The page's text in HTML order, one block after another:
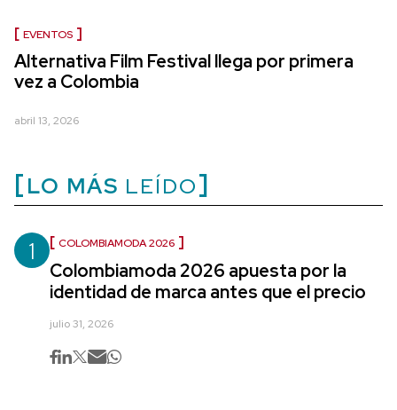
EVENTOS
Alternativa Film Festival llega por primera
vez a Colombia
abril 13, 2026
LO MÁS LEÍDO
1 COLOMBIAMODA 2026
Colombiamoda 2026 apuesta por la
identidad de marca antes que el precio
julio 31, 2026